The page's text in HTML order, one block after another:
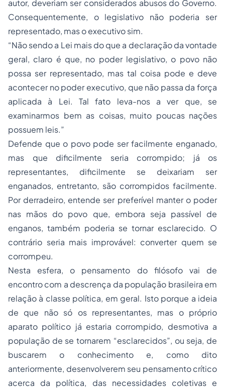
autor, deveriam ser considerados abusos do Governo.
Consequentemente, o legislativo não poderia ser
representado, mas o executivo sim.
“Não sendo a Lei mais do que a declaração da vontade
geral, claro é que, no poder legislativo, o povo não
possa ser representado, mas tal coisa pode e deve
acontecer no poder executivo, que não passa da força
aplicada à Lei. Tal fato leva-nos a ver que, se
examinarmos bem as coisas, muito poucas nações
possuem leis.”
Defende que o povo pode ser facilmente enganado,
mas que dificilmente seria corrompido; já os
representantes, dificilmente se deixariam ser
enganados, entretanto, são corrompidos facilmente.
Por derradeiro, entende ser preferível manter o poder
nas mãos do povo que, embora seja passível de
enganos, também poderia se tornar esclarecido. O
contrário seria mais improvável: converter quem se
corrompeu.
Nesta esfera, o pensamento do filósofo vai de
encontro com a descrença da população brasileira em
relação à classe política, em geral. Isto porque a ideia
de que não só os representantes, mas o próprio
aparato político já estaria corrompido, desmotiva a
população de se tornarem “esclarecidos”, ou seja, de
buscarem o conhecimento e, como dito
anteriormente, desenvolverem seu pensamento crítico
acerca da política, das necessidades coletivas e